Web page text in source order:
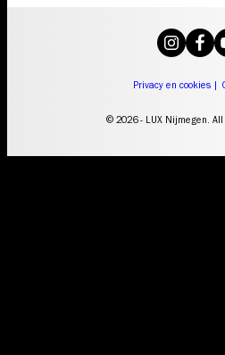
Privacy en cookies |
© 2026 - LUX Nijmegen.